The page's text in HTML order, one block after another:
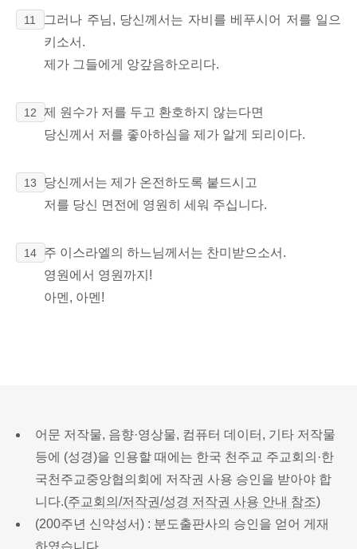
11
그러나 주님, 당신께서는 자비를 베푸시어 저를 일으
키소서.
제가 그들에게 앙갚음하오리다.
12
제 원수가 저를 두고 환호하지 않는다면
당신께서 저를 좋아하심을 제가 알게 되리이다.
13
당신께서는 제가 온전하도록 붙드시고
저를 당신 면전에 영원히 세워 주십니다.
14
주 이스라엘의 하느님께서는 찬미받으소서.
영원에서 영원까지!
아멘, 아멘!
어문 저작물, 음향·영상물, 컴퓨터 데이터, 기타 저작물
등에 (성경)을 인용할 때에는 한국 천주교 주교회의·한
국천주교중앙협의회에 저작권 사용 승인을 받아야 합
니다.(주교회의/저작권/성경 저작권 사용 안내 참조)
(200주년 신약성서) : 분도출판사의 승인을 얻어 게재
하였습니다.